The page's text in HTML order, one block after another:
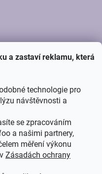
a zastaví reklamu, která
technologie pro
návštěvnosti a
se zpracováním
a našimi partnery,
měření výkonu
Zásadách ochrany